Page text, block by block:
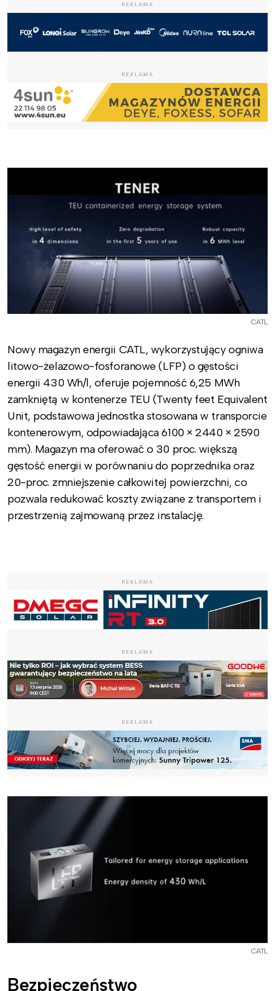
REKLAMA
REKLAMA
CATL
Nowy magazyn energii CATL, wykorzystujący ogniwa
litowo-żelazowo-fosforanowe (LFP) o gęstości
energii 430 Wh/l, oferuje pojemność 6,25 MWh
zamkniętą w kontenerze TEU (Twenty feet Equivalent
Unit, podstawowa jednostka stosowana w transporcie
kontenerowym, odpowiadająca 6100 × 2440 × 2590
mm). Magazyn ma oferować o 30 proc. większą
gęstość energii w porównaniu do poprzednika oraz
20-proc. zmniejszenie całkowitej powierzchni, co
pozwala redukować koszty związane z transportem i
przestrzenią zajmowaną przez instalację.
REKLAMA
REKLAMA
REKLAMA
CATL
Bezpieczeństwo